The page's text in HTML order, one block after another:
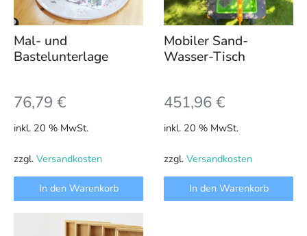
Mal- und
Bastelunterlage
76,79 €
inkl. 20 % MwSt.
zzgl. Versandkosten
In den Warenkorb
Mobiler Sand-
Wasser-Tisch
451,96€
inkl. 20 % MwSt.
zzgl. Versandkosten
In den Warenkorb